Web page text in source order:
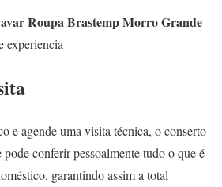
Roupa Brastemp Morro Grande
experiencia
e agende uma visita técnica, o conserto
conferir pessoalmente tudo o que é
garantindo assim a total